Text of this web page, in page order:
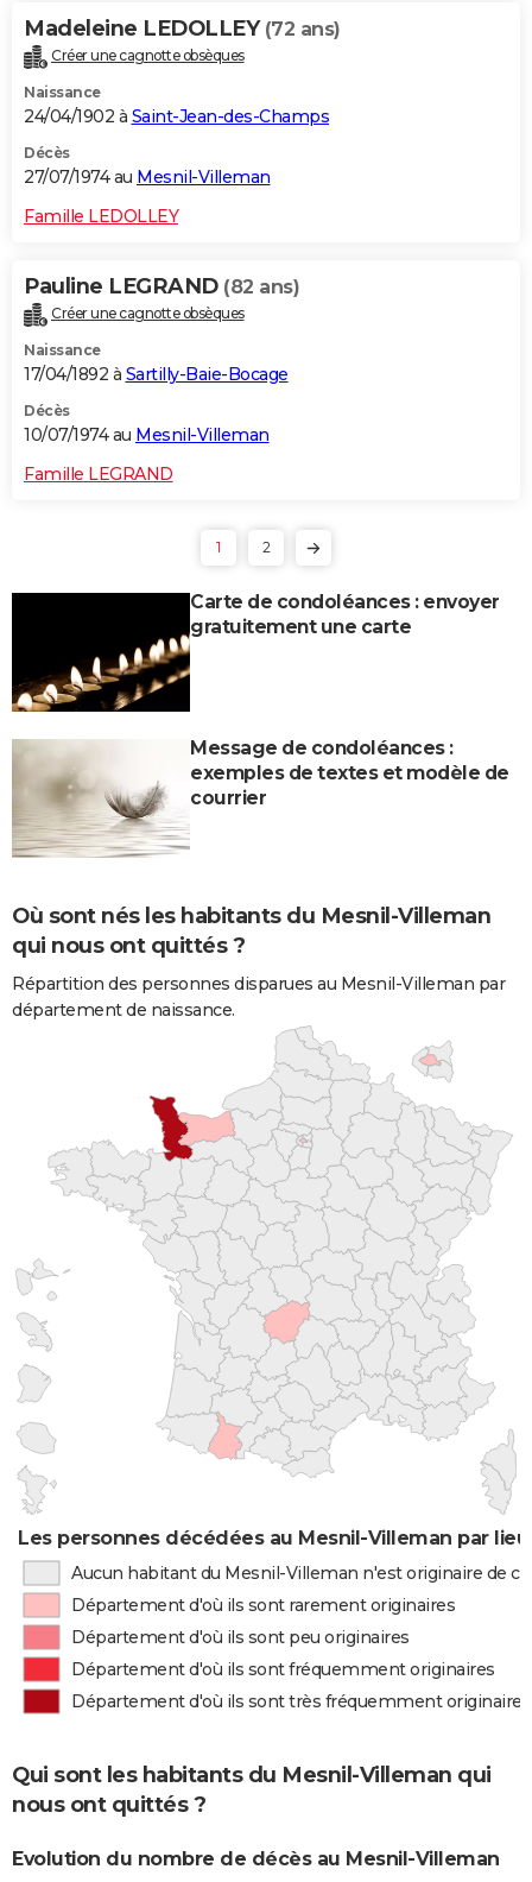
Madeleine LEDOLLEY (72 ans)
Créer une cagnotte obsèques
Naissance
24/04/1902 à Saint-Jean-des-Champs
Décès
27/07/1974 au Mesnil-Villeman
Famille LEDOLLEY
Pauline LEGRAND (82 ans)
Créer une cagnotte obsèques
Naissance
17/04/1892 à Sartilly-Baie-Bocage
Décès
10/07/1974 au Mesnil-Villeman
Famille LEGRAND
1 2
Carte de condoléances : envoyer
gratuitement une carte
Message de condoléances :
exemples de textes et modèle de
courrier
Où sont nés les habitants du Mesnil-Villeman
qui nous ont quittés ?
Répartition des personnes disparues au Mesnil-Villeman par
département de naissance.
Les personnes décédées au Mesnil-Villeman par
Aucun habitant du Mesnil-Villeman n'est originaire de
Département d'où ils sont rarement originaires
Département d'où ils sont peu originaires
Département d'où ils sont fréquemment originaires
Département d'où ils sont très fréquemment originaires
Qui sont les habitants du Mesnil-Villeman qui
nous ont quittés ?
Evolution du nombre de décès au Mesnil-Villeman